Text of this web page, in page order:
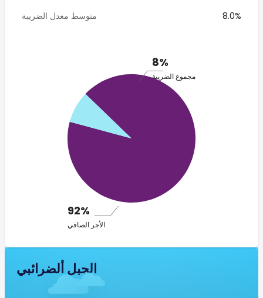
متوسط معدل الضريبة
8.0%
8%
مجموع الضريبة
92%
الأجر الصافي
الجبل ألضرائبي